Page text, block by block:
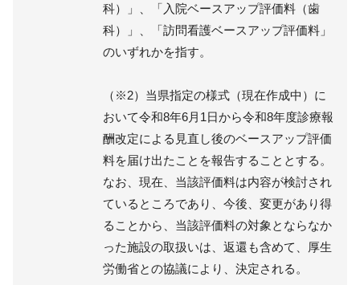
科）」、「入院ベースアップ評価料（歯
科）」、「訪問看護ベースアップ評価料」
のいずれかを指す。
（※2）当県指定の様式（現在作成中）に
おいて令和8年6月1日から令和8年度診療報
酬改定による見直し後のベースアップ評価
料を届け出たことを報告することとする。
なお、現在、当該評価料は内容が検討され
ているところであり、今後、変更があり得
ることから、当該評価料の対象とならなか
った施設の取扱いは、返還も含めて、厚生
労働省との協議により、決定される。